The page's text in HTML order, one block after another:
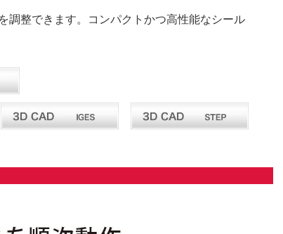
調整できます。コンパクトかつ高性能なシール